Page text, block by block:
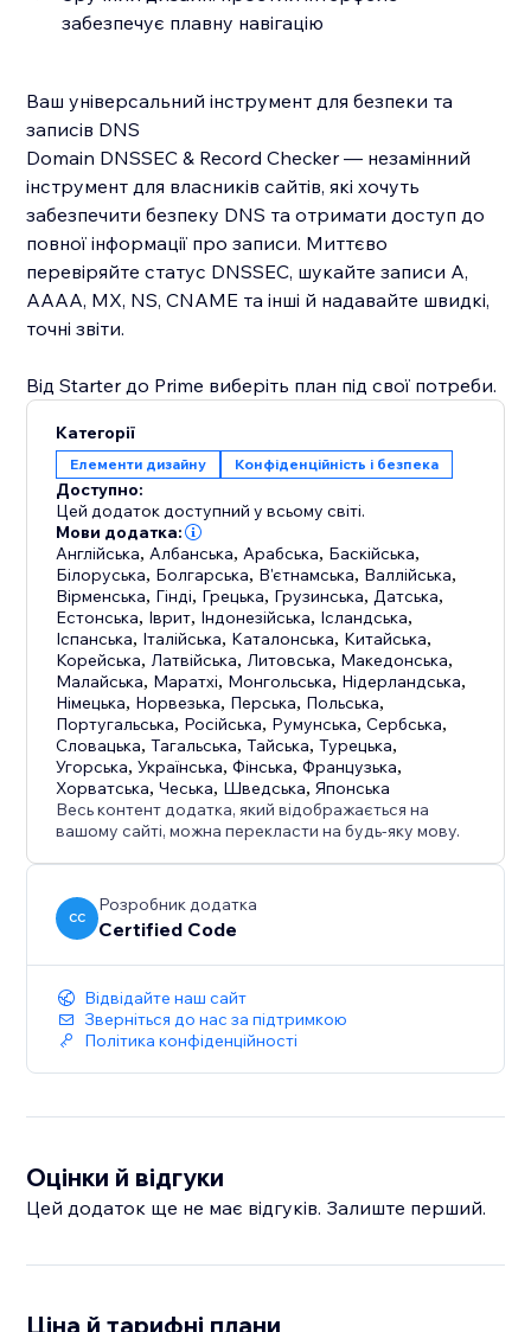
забезпечує плавну навігацію
Ваш універсальний інструмент для безпеки та
записів DNS
Domain DNSSEC & Record Checker — незамінний
інструмент для власників сайтів, які хочуть
забезпечити безпеку DNS та отримати доступ до
повної інформації про записи. Миттєво
перевіряйте статус DNSSEC, шукайте записи A,
AAAA, MX, NS, CNAME та інші й надавайте швидкі,
точні звіти.
Від Starter до Prime виберіть план під свої потреби.
Категорії
Елементи дизайну Конфіденційність і безпека
Доступно:
Цей додаток доступний у всьому світі.
Мови додатка:
Англійська, Албанська, Арабська, Баскійська,
Білоруська, Болгарська, В'єтнамська, Валлійська,
Вірменська, Гінді, Грецька, Грузинська, Датська,
Естонська, Іврит, Індонезійська, Ісландська,
Іспанська, Італійська, Каталонська, Китайська,
Корейська, Латвійська, Литовська, Македонська,
Малайська, Маратхі, Монгольська, Нідерландська,
Німецька, Норвезька, Перська, Польська,
Португальська, Російська, Румунська,Сербська,
Словацька,Тагальська,Тайська,Турецька,
Угорська,Українська,Фінська,Французька,
Хорватська,Чеська, Шведська,Японська
Весь контент додатка, який відображається на
вашому сайті, можна перекласти на будь-яку мову.
CC
Розробник додатка
Certified Code
Відвідайте наш сайт
Зверніться до нас за підтримкою
Політика конфіденційності
Оцінки й відгуки
Цей додаток ще не має відгуків. Залиште перший.
Ціна й тарифні плани